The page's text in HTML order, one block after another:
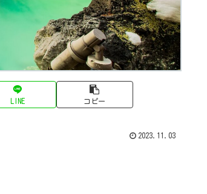
LINE コピー
2023.11.03